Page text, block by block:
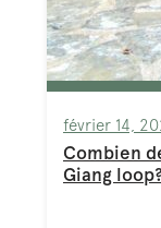
février 14,
Combien
Giang